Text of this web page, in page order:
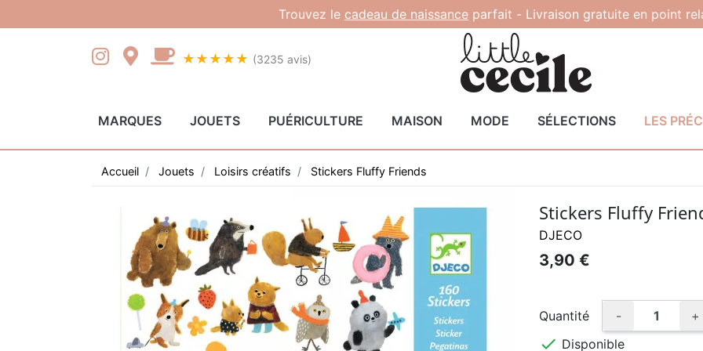
Trouvez le cadeau de naissance parfait - Livraison gratuite en point
★★★★★ (3235 avis)
MARQUES JOUETS PUÉRICULTURE MAISON MODE SÉLECTIONS LES
Accueil Jouets Loisirs créatifs Stickers Fluffy Friends
Stickers Fluffy
DJECO
3,90 €
Quantité - +
 Disponible